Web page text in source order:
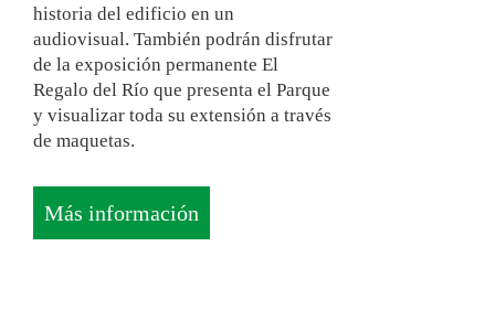
historia del edificio en un
audiovisual. También podrán disfrutar
de la exposición permanente El
Regalo del Río que presenta el Parque
y visualizar toda su extensión a través
de maquetas.
Más información